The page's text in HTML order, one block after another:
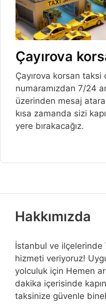
Çayırova
Çayırova korsan
numaramızdan 7/24
üzerinden mesaj
kısa zamanda sizi
yere bırakacağız.
Hakkımızda
İstanbul ve
hizmeti veriyoruz!
yolculuk için Hemen
dakika içerisinde
taksinize güvenle